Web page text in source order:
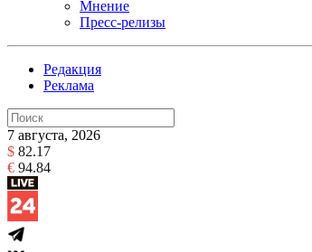
Мнение
Пресс-релизы
Редакция
Реклама
7 августа, 2026
$ 82.17
€ 94.84